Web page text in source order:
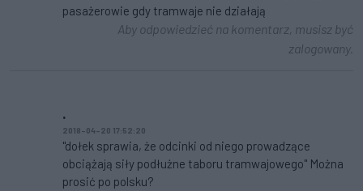
pasażerowie gdy tramwaje nie działają
Aby odpowiedzieć na komentarz, musisz być
zalogowany.
.
2018-04-20 17:52:20
"dołek sprawia, że odcinki od niego prowadzące
obciążają siły podłużne taboru tramwajowego" Można
prosić po polsku?